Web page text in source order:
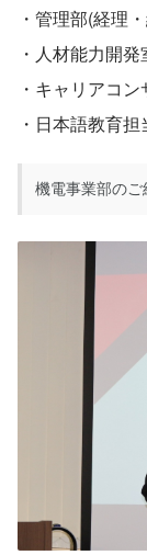
・管理部(経理
・人材能力開発
・キャリアコ
・日本語教育
機電事業部のご